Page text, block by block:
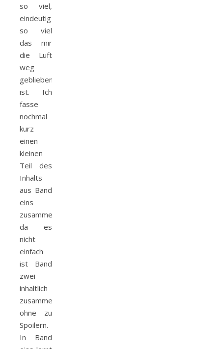
so viel,
eindeutig
so viel
das mir
die Luft
weg
geblieben
ist. Ich
fasse
nochmal
kurz
einen
kleinen
Teil des
Inhalts
aus Band
eins
zusammen,
da es
nicht
einfach
ist Band
zwei
inhaltlich
zusammenzufassen
ohne zu
Spoilern.
In Band